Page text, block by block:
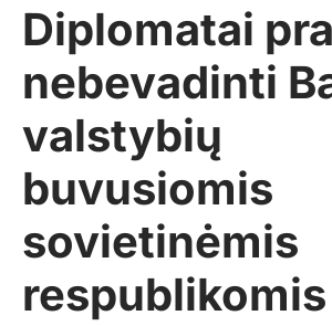
Diplomatai
nebevadinti
valstybių
buvusiomis
sovietinėmis
respublikomis